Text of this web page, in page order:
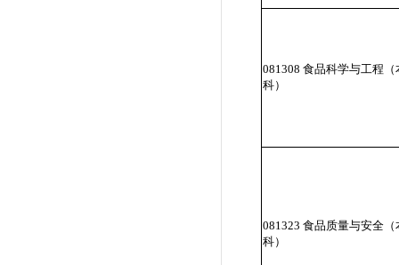
081308 食品科学与工程（
科）
081323 食品质量与安全（
科）